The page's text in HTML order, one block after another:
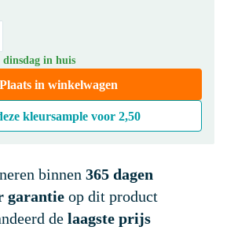
dinsdag in huis
in winkelwagen
kleursample voor 2,50
binnen 365 dagen
garantieop dit product
de laagste prijs